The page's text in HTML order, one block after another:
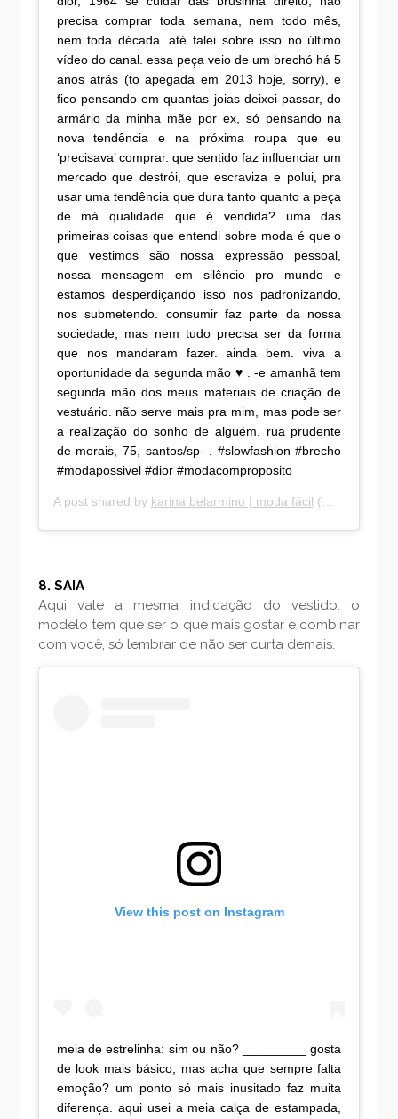
precisa comprar toda semana, nem todo mês,
nem toda década. até falei sobre isso no último
vídeo do canal. essa peça veio de um brechó há 5
anos atrás (to apegada em 2013 hoje, sorry), e
fico pensando em quantas joias deixei passar, do
armário da minha mãe por ex, só pensando na
nova tendência e na próxima roupa que eu
‘precisava’ comprar. que sentido faz influenciar um
mercado que destrói, que escraviza e polui, pra
usar uma tendência que dura tanto quanto a peça
de má qualidade que é vendida? uma das
primeiras coisas que entendi sobre moda é que o
que vestimos são nossa expressão pessoal,
nossa mensagem em silêncio pro mundo e
estamos desperdiçando isso nos padronizando,
nos submetendo. consumir faz parte da nossa
sociedade, mas nem tudo precisa ser da forma
que nos mandaram fazer. ainda bem. viva a
oportunidade da segunda mão ♥ . -e amanhã tem
segunda mão dos meus materiais de criação de
vestuário. não serve mais pra mim, mas pode ser
a realização do sonho de alguém. rua prudente
de morais, 75, santos/sp- . #slowfashion #brecho
#modapossivel #dior #modacomproposito
A post shared by karina belarmino | moda fácil (@karinabelarmino) on
8. SAIA
Aqui vale a mesma indicação do vestido: o
modelo tem que ser o que mais gostar e combinar
com você, só lembrar de não ser curta demais.
View this post on Instagram
meia de estrelinha: sim ou não? _________ gosta
de look mais básico, mas acha que sempre falta
emoção? um ponto só mais inusitado faz muita
diferença. aqui usei a meia calça de estampada,